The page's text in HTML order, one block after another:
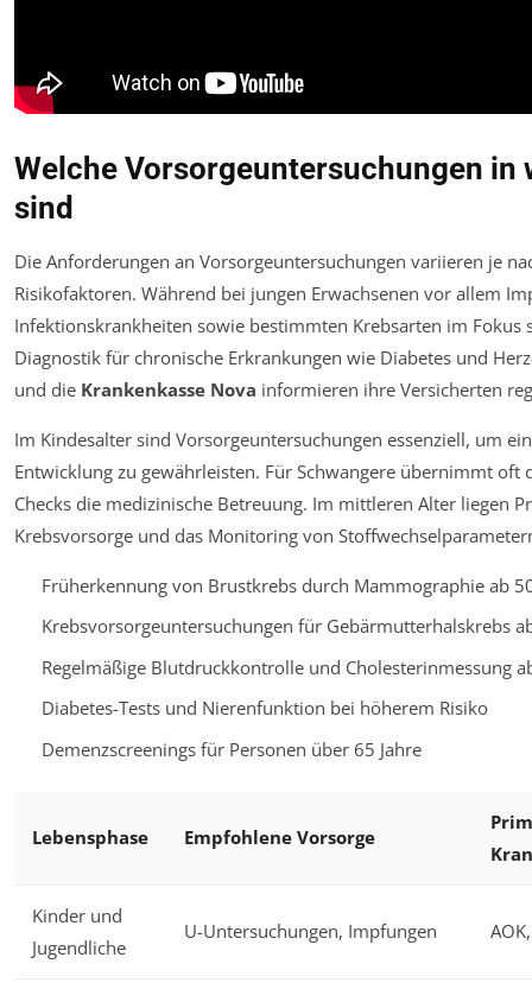
Welche Vorsorgeuntersuchungen
sind
Die Anforderungen an Vorsorgeuntersuchungen variieren je
Risikofaktoren. Während bei jungen Erwachsenen vor allem
Infektionskrankheiten sowie bestimmten Krebsarten im
Diagnostik für chronische Erkrankungen wie Diabetes und
und die Krankenkasse Nova informieren ihre Versicherten
Im Kindesalter sind Vorsorgeuntersuchungen essenziell, um
Entwicklung zu gewährleisten. Für Schwangere übernimmt oft
Checks die medizinische Betreuung. Im mittleren Alter liegen
Krebsvorsorge und das Monitoring von
Früherkennung von Brustkrebs durch Mammographie ab
Krebsvorsorgeuntersuchungen für Gebärmutterhalskrebs
Regelmäßige Blutdruckkontrolle und Cholesterinmessung
Diabetes-Tests und Nierenfunktion bei höherem Risiko
Demenzscreenings für Personen über 65 Jahre
Lebensphase Empfohlene Vorsorge
Kinder und
Jugendliche
U-Untersuchungen, Impfungen